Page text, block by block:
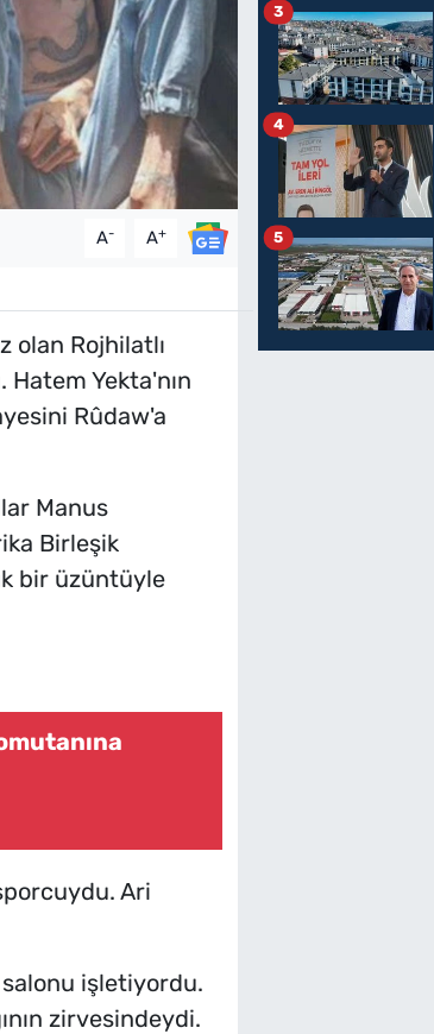
A- A+
olan Rojhilatlı
Hatem Yekta'nın
Rûdaw'a
Manus
Birleşik
bir üzüntüyle
Ari
işletiyordu.
zirvesindeydi.
3
4
5